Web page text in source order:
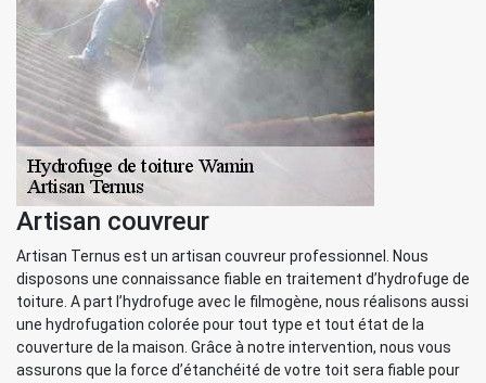
Artisan couvreur
Artisan Ternus est un artisan couvreur professionnel. Nous
disposons une connaissance fiable en traitement d’hydrofuge de
toiture. A part l’hydrofuge avec le filmogène, nous réalisons aussi
une hydrofugation colorée pour tout type et tout état de la
couverture de la maison. Grâce à notre intervention, nous vous
assurons que la force d’étanchéité de votre toit sera fiable pour